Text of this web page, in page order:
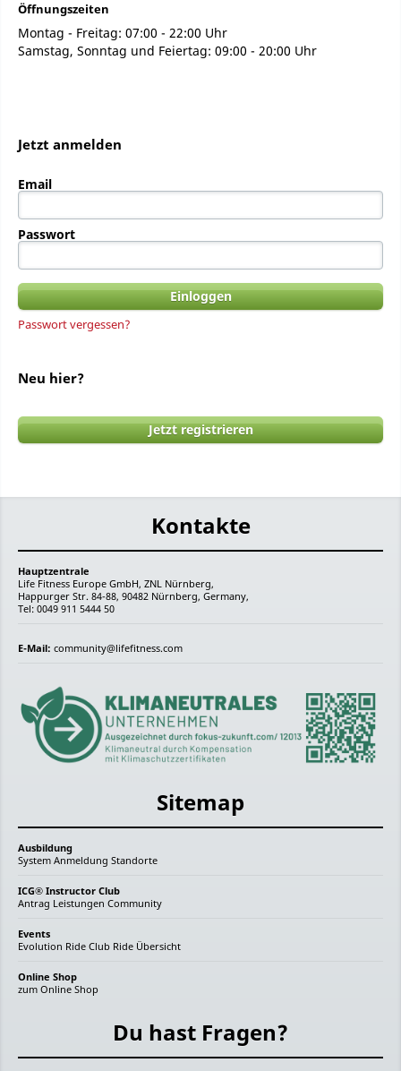
Öffnungszeiten
Montag - Freitag: 07:00 - 22:00 Uhr
Samstag, Sonntag und Feiertag: 09:00 - 20:00 Uhr
Jetzt anmelden
Email
Passwort
Passwort vergessen?
Neu hier?
Jetzt registrieren
Kontakte
Hauptzentrale
Life Fitness Europe GmbH, ZNL Nürnberg,
Happurger Str. 84-88, 90482 Nürnberg, Germany,
Tel: 0049 911 5444 50
E-Mail: community@lifefitness.com
Sitemap
Ausbildung
System Anmeldung Standorte
ICG® Instructor Club
Antrag Leistungen Community
Events
Evolution Ride Club Ride Übersicht
Online Shop
zum Online Shop
Du hast Fragen?